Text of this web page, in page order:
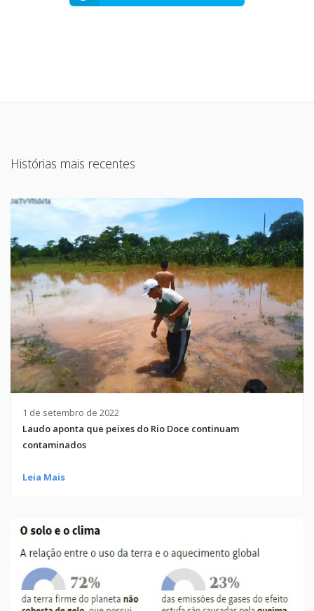
Histórias mais recentes
1 de setembro de 2022
Laudo aponta que peixes do Rio Doce continuam
contaminados
Leia Mais